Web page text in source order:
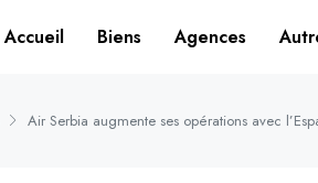
Accueil Biens Agences
Air Serbia augmente ses opérations avec